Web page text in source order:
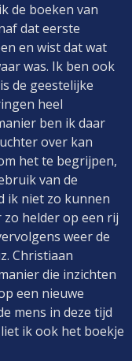
de boeken van
dat eerste
en wist dat wat
was. Ik ben ook
de geestelijke
heel
ben ik daar
over kan
het te begrijpen,
van de
ik niet zo kunnen
zo helder op een rij
weer de
Christiaan
die inzichten
een nieuwe
mens in deze tijd
ik ook het boekje